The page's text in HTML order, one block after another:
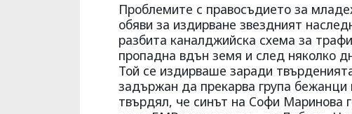
Проблемите с правосъдието за
обяви за издирване звездният
разбита каналджийска схема за
пропадна вдън земя и след няколко
Той се издирваше заради
задържан да прекарва група
твърдял, че синът на Софи Маринова